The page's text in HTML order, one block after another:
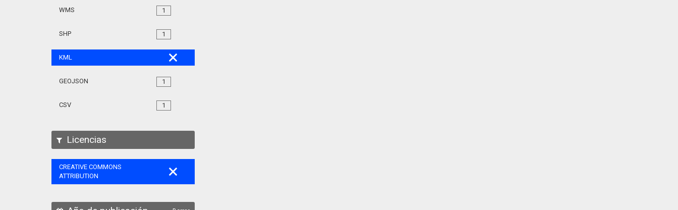
1
WMS
1
SHP
KML
1
GEOJSON
1
CSV
Licencias
CREATIVE COMMONS
ATTRIBUTION